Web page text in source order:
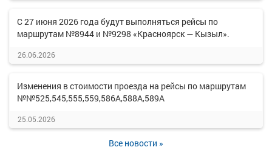
С 27 июня 2026 года будут выполняться рейсы по
маршрутам №8944 и №9298 «Красноярск — Кызыл».
26.06.2026
Изменения в стоимости проезда на рейсы по маршрутам
№№525,545,555,559,586А,588А,589А
25.05.2026
Все новости »